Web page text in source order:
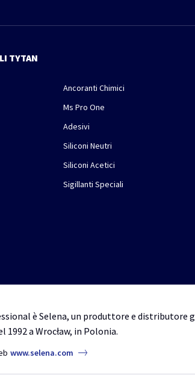
TYTAN
Ancoranti Chimici
Ms Pro One
Adesivi
Siliconi Neutri
Siliconi Acetici
Sigillanti Speciali
è Selena, un produttore e distributore
a Wrocław, in Polonia.
www.selena.com